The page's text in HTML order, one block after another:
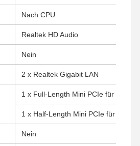
Nach CPU
Realtek HD Audio
Nein
2 x Realtek Gigabit LAN
1 x Full-Length Mini PCIe für SSD
1 x Half-Length Mini PCIe für WLAN
Nein